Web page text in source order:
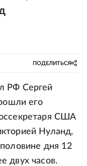
ПОДЕЛИТЬСЯ
РФ Сергей
его
США
Нуланд,
дня 12
двух часов.